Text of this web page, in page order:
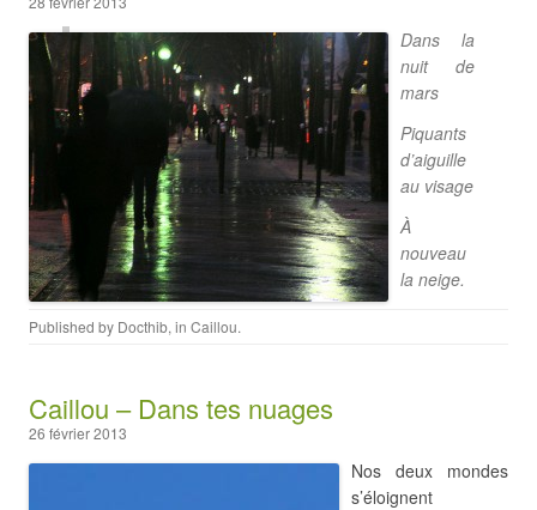
Dans la
nuit de
mars
Piquants
d’aiguille
au visage
À
nouveau
la neige.
Published by Docthib, in Caillou.
Caillou – Dans tes nuages
26 février 2013
Nos deux mondes
s’éloignent